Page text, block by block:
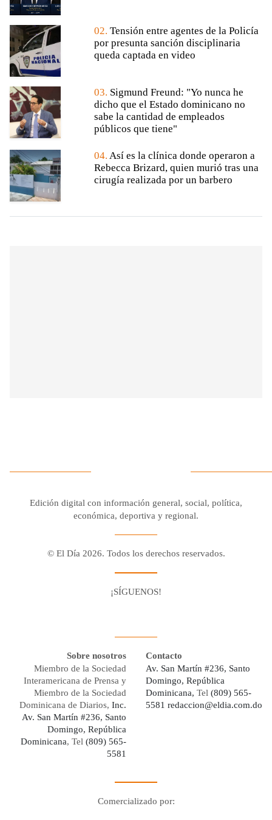
02. Tensión entre agentes de la Policía
por presunta sanción disciplinaria
queda captada en video
03. Sigmund Freund: "Yo nunca he
dicho que el Estado dominicano no
sabe la cantidad de empleados
públicos que tiene"
04. Así es la clínica donde operaron a
Rebecca Brizard, quien murió tras una
cirugía realizada por un barbero
Edición digital con información general, social, política,
económica, deportiva y regional.
© El Día 2026. Todos los derechos reservados.
¡SÍGUENOS!
Sobre nosotros
Miembro de la Sociedad
Interamericana de Prensa y
Miembro de la Sociedad
Dominicana de Diarios, Inc.
Av. San Martín #236, Santo
Domingo, República
Dominicana, Tel (809) 565-
5581
Contacto
Av. San Martín #236, Santo
Domingo, República
Dominicana, Tel (809) 565-
5581 redaccion@eldia.com.do
Comercializado por: